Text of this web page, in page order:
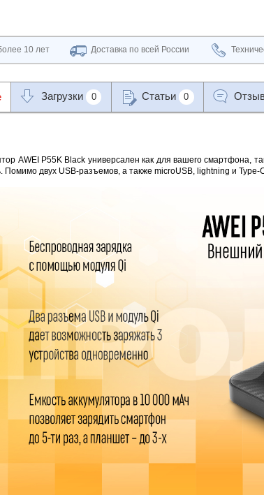
Proline HA-CB01
Proline PR-
10 лет Доставка по всей России
Загрузки 0 Статьи 0
AWEI P55K Black универсален как для вашего смартфона,
двух USB-разъемов, а также microUSB, lightning и